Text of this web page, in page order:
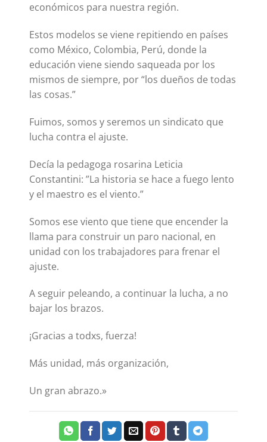
económicos para nuestra región.
Estos modelos se viene repitiendo en países
como México, Colombia, Perú, donde la
educación viene siendo saqueada por los
mismos de siempre, por “los dueños de todas
las cosas.”
Fuimos, somos y seremos un sindicato que
lucha contra el ajuste.
Decía la pedagoga rosarina Leticia
Constantini: ”La historia se hace a fuego lento
y el maestro es el viento.”
Somos ese viento que tiene que encender la
llama para construir un paro nacional, en
unidad con los trabajadores para frenar el
ajuste.
A seguir peleando, a continuar la lucha, a no
bajar los brazos.
¡Gracias a todxs, fuerza!
Más unidad, más organización,
Un gran abrazo.»